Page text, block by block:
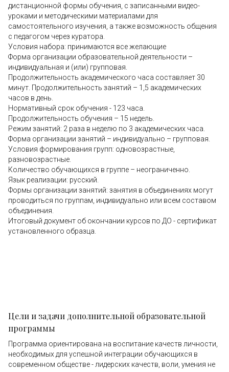
дистанционной формы обучения, с записанными видео-
уроками и методическими материалами для
самостоятельного изучения, а также возможность общения
с педагогом через куратора.
Условия набора: принимаются все желающие
Форма организации образовательной деятельности –
индивидуальная и (или) групповая.
Продолжительность академического часа составляет 30
минут. Продолжительность занятий – 1,5 академических
часов в день.
Нормативный срок обучения - 123 часа.
Продолжительность обучения – 15 недель.
Режим занятий: 2 раза в неделю по 3 академических часа.
Форма организации занятий – индивидуально – групповая.
Условия формирования групп: одновозрастные,
разновозрастные.
Количество обучающихся в группе – неограниченно.
Язык реализации: русский.
Формы организации занятий: занятия в объединениях могут
проводиться по группам, индивидуально или всем составом
объединения.
Итоговый документ об окончании курсов по ДО - сертификат
установленного образца.
Цели и задачи дополнительной образовательной
программы
Программа ориентирована на воспитание качеств личности,
необходимых для успешной интеграции обучающихся в
современном обществе - лидерских качеств, воли, умения не